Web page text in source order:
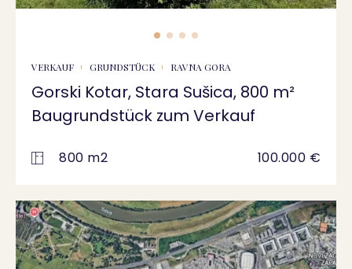
VERKAUF GRUNDSTÜCK RAVNA GORA
Gorski Kotar, Stara Sušica, 800 m²
Baugrundstück zum Verkauf
800 m2 100.000 €